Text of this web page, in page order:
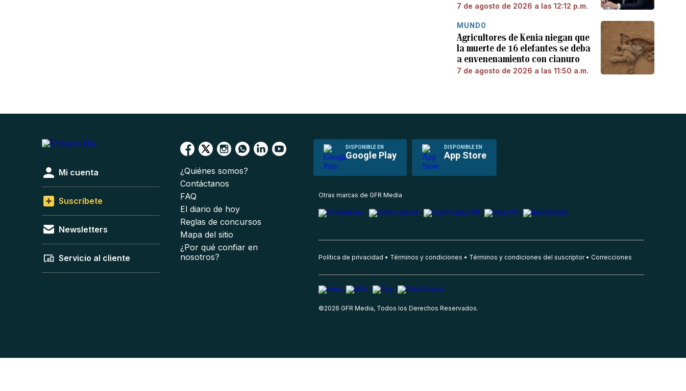
7 de agosto de 2026 a las 12:12 p.m.
MUNDO
Agricultores de Kenia niegan que
la muerte de 16 elefantes se deba
a envenenamiento con cianuro
7 de agosto de 2026 a las 11:50 a.m.
DISPONIBLE EN
Google Play
DISPONIBLE EN
App Store
Mi cuenta
Suscríbete
Newsletters
Servicio al cliente
¿Quiénes somos?
Contáctanos
FAQ
El diario de hoy
Reglas de concursos
Mapa del sitio
¿Por qué confiar en
nosotros?
Otras marcas de GFR Media
Política de privacidad Términos y condiciones Términos y condiciones del suscriptor Correcciones
©2026 GFR Media, Todos los Derechos Reservados.